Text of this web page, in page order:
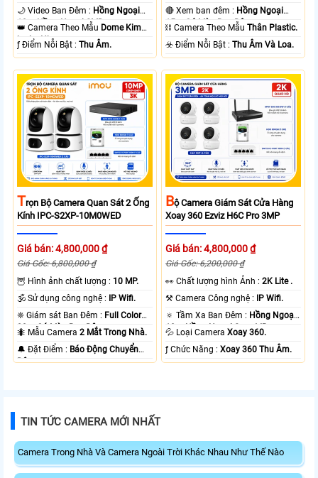
🌙 Video Ban Đêm : Hồng Ngoại
10m Hồng Ngoại SMD.
👑 Camera Theo Mẫu Dome Kim
loại + Nhựa.
️ƒ Điểm Nỗi Bật :Thu Âm.
🔴 Xem ban đêm : Hồng Ngoại
15m Có Màu Ban Ðêm.
⛓ Camera Theo MẫuThân Plastic.
️☣️ Điểm Nỗi Bật :Thu Âm Và Loa.
TRọn Bộ Camera Quan Sát 2 Ống
Kính IPC-S2XP-10M0WED
Giá bán: 4,800,000 ₫
Giá Gốc: 6,800,000 ₫
🦉 Hình ảnh chất lượng : 10 MP.
🕉️ Sử dụng công nghệ :
IP Wifi.
❈ Giám sát Ban Đêm : Full Color
20m Có Màu Ban Ðêm.
🐜 Mẫu Camera2 Mắt Trong Nhà.
️🔔 Đặt Điểm : Báo Động Chuyển
Động.
BỘ Camera Giám Sát Cửa Hàng
Xoay 360 Ezviz H6C Pro 3MP
Giá bán: 4,800,000 ₫
Giá Gốc: 6,200,000 ₫
️👀 Chất lượng hình Ảnh :2K Lite .
⚒ Camera Công nghệ :
IP Wifi.
🔅 Tầm Xa Ban Đêm : Hồng Ngoại
10m Hồng Ngoại Smart IR.
💦 Loại CameraXoay 360.
️ƒ Chức Năng :Xoay 360 Thu Âm.
TIN TỨC CAMERA MỚI NHẤT
Camera Trong Nhà Và Camera Ngoài Trời Khác Nhau Như Thế Nào